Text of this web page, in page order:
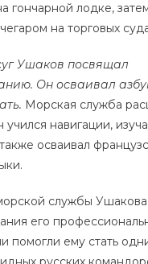
гончарной лодке,
на торговых
Ушаков посвящал
Он осваивал
Морская служба
учился навигации,
осваивал
службы
его
помогли ему стать